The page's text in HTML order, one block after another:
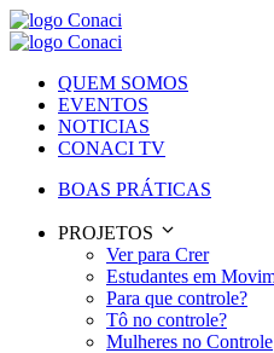
QUEM SOMOS
EVENTOS
NOTICIAS
CONACI TV
BOAS PRÁTICAS
PROJETOS
Ver para Crer
Estudantes em
Para que controle?
Tô no controle?
Mulheres no Controle